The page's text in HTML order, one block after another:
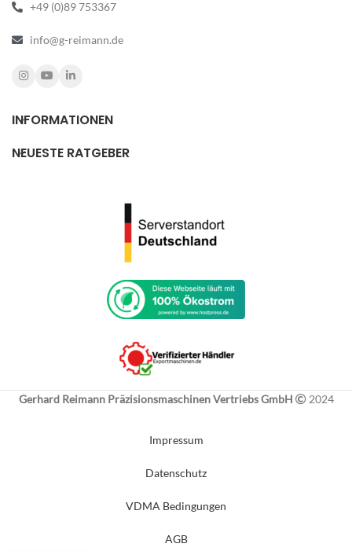
+49 (0)89 753367
info@g-reimann.de
INFORMATIONEN
NEUESTE RATGEBER
Gerhard Reimann Präzisionsmaschinen Vertriebs GmbH 2024
Impressum
Datenschutz
VDMA Bedingungen
AGB